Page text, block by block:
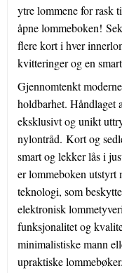
ytre lommene for rask
åpne lommeboken!
flere kort i hver
kvitteringer og en
Gjennomtenkt
holdbarhet. Håndlaget
eksklusivt og unikt
nylontråd. Kort og
smart og lekker lås i
er lommeboken
teknologi, som
elektronisk
funksjonalitet og
minimalistiske mann
upraktiske